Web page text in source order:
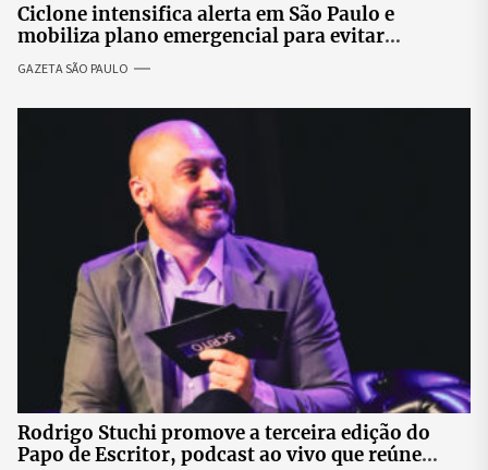
Ciclone intensifica alerta em São Paulo e
mobiliza plano emergencial para evitar
impactos no fornecimento de energia
GAZETA SÃO PAULO
Rodrigo Stuchi promove a terceira edição do
Papo de Escritor, podcast ao vivo que reúne